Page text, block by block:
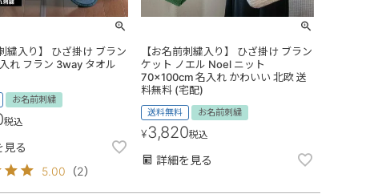
繍入り】 ひざ掛け ブラン
れ フラン 3way タオル
お名前刺繍
税込
見る
5.00 （2）
【お名前刺繍入り】 ひざ掛け ブラン
ケット ノエル Noel ニット
70×100cm 名入れ かわいい 北欧 送
料無料 (宅配)
送料無料 お名前刺繍
¥3,820税込
詳細を見る